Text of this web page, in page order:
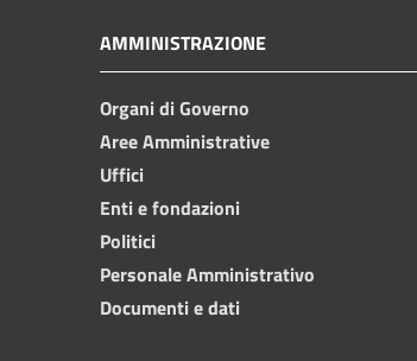
AMMINISTRAZIONE
Organi di Governo
Aree Amministrative
Uffici
Enti e fondazioni
Politici
Personale Amministrativo
Documenti e dati